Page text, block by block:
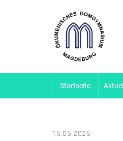
Startseite
15.05.2025